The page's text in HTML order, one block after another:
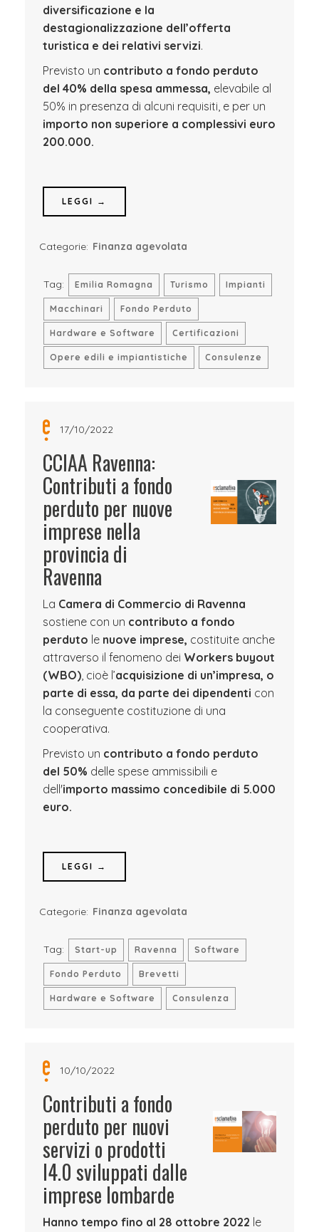
diversificazione e la
destagionalizzazione dell’offerta
turistica e dei relativi servizi.
Previsto un contributo a fondo perduto
del 40% della spesa ammessa, elevabile al
50% in presenza di alcuni requisiti, e per un
importo non superiore a complessivi euro
200.000.
LEGGI →
Categorie: Finanza agevolata
Tag: Emilia Romagna Turismo Impianti
Macchinari Fondo Perduto
Hardware e Software Certificazioni
Opere edili e impiantistiche Consulenze
17/10/2022
CCIAA Ravenna:
Contributi a fondo
perduto per nuove
imprese nella
provincia di
Ravenna
La Camera di Commercio di Ravenna
sostiene con un contributo a fondo
perduto le nuove imprese, costituite anche
attraverso il fenomeno dei Workers buyout
(WBO), cioè l’acquisizione di un’impresa, o
parte di essa, da parte dei dipendenti con
la conseguente costituzione di una
cooperativa.
Previsto un contributo a fondo perduto
del 50% delle spese ammissibili e
dell'importo massimo concedibile di 5.000
euro.
LEGGI →
Categorie: Finanza agevolata
Tag: Start-up Ravenna Software
Fondo Perduto Brevetti
Hardware e Software Consulenza
10/10/2022
Contributi a fondo
perduto per nuovi
servizi o prodotti
I4.0 sviluppati dalle
imprese lombarde
Hanno tempo fino al 28 ottobre 2022 le